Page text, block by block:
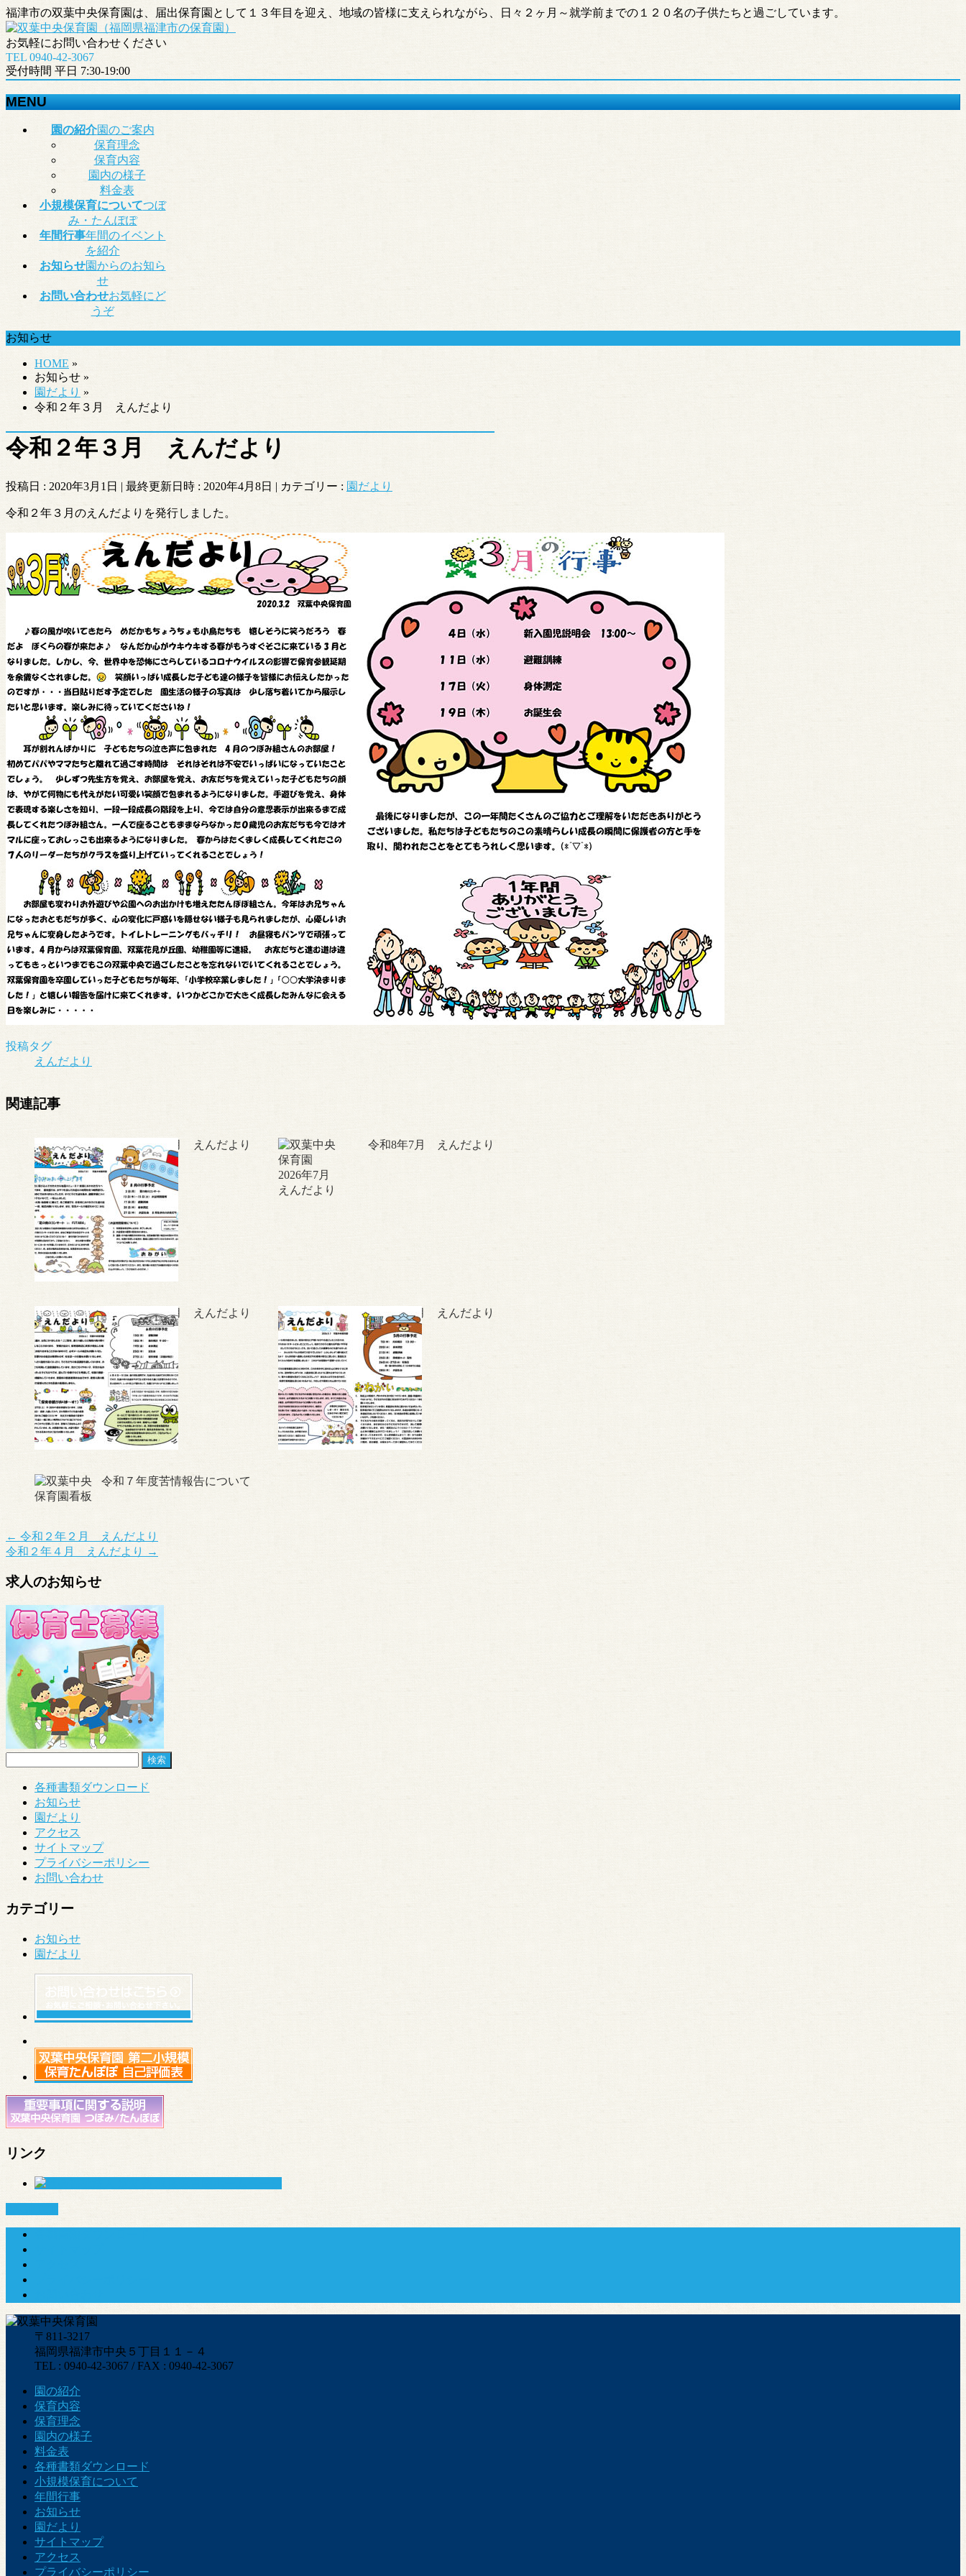
福津市の双葉中央保育園は、届出保育園として１３年目を迎え、地域の皆様に支えられながら、日々２ヶ月～就学前までの１２０名の子供たちと過ごしています。
お気軽にお問い合わせください
TEL 0940-42-3067
受付時間 平日 7:30-19:00
MENU
園の紹介園のご案内
保育理念
保育内容
園内の様子
料金表
小規模保育についてつぼ
み・たんぽぽ
年間行事年間のイベント
を紹介
お知らせ園からのお知ら
せ
お問い合わせお気軽にど
うぞ
お知らせ
HOME »
お知らせ »
園だより »
令和２年３月 えんだより
令和２年３月 えんだより
投稿日 : 2020年3月1日 最終更新日時 : 2020年4月8日 カテゴリー : 園だより
令和２年３月のえんだよりを発行しました。
投稿タグ
えんだより
関連記事
令和8年8月 えんだより 令和8年7月 えんだより
令和8年6月 えんだより 令和8年5月 えんだより
令和７年度苦情報告について
← 令和２年２月 えんだより
令和２年４月 えんだより
→
求人のお知らせ
各種書類ダウンロード
お知らせ
園だより
アクセス
サイトマップ
プライバシーポリシー
お問い合わせ
カテゴリー
お知らせ
園だより
リンク
〒811-3217
福岡県福津市中央５丁目１１－４
TEL : 0940-42-3067 / FAX : 0940-42-3067
園の紹介
保育内容
保育理念
園内の様子
料金表
各種書類ダウンロード
小規模保育について
年間行事
お知らせ
園だより
サイトマップ
アクセス
プライバシーポリシー